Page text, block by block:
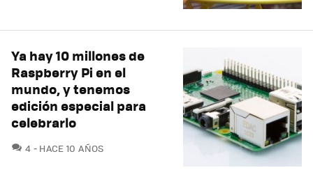
Ya hay 10 millones de
Raspberry Pi en el
mundo, y tenemos
edición especial para
celebrarlo
4 COMENTARIOS
HACE 10 AÑOS